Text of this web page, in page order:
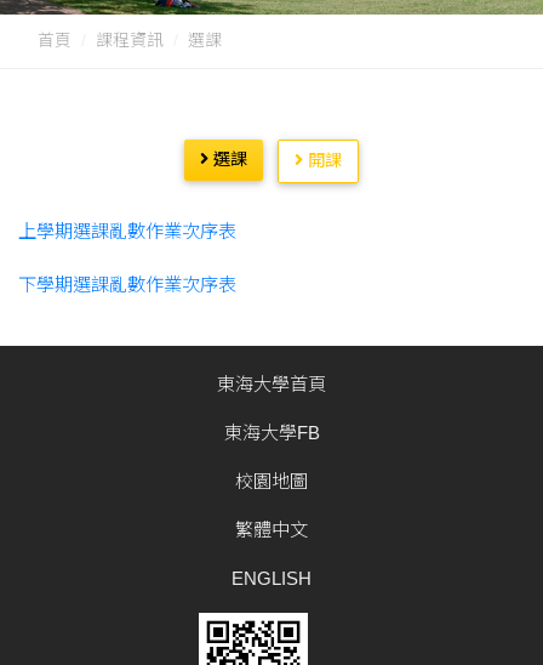
首頁 課程資訊 選課
選課 開課
上學期選課亂數作業次序表
下學期選課亂數作業次序表
東海大學首頁
東海大學FB
校園地圖
繁體中文
ENGLISH